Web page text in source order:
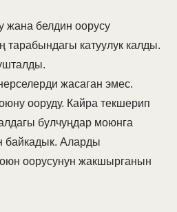
жана белдин оорусу
катуулук калды.
жасаган эмес.
ооруду. Кайра текшерип
булчуңдар моюнга
байкадык. Аларды
оорусунун жакшырганын